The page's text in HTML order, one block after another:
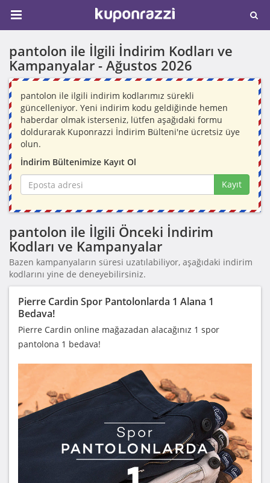
pantolon ile İlgili İndirim Kodları ve
Kampanyalar -Ağustos 2026
pantolon ile ilgili indirim kodlarımız sürekli
güncelleniyor. Yeni indirim kodu geldiğinde hemen
haberdar olmak isterseniz, lütfen aşağıdaki formu
doldurarak Kuponrazzi İndirim Bülteni'ne ücretsiz üye
olun.
İndirim Bültenimize Kayıt Ol
Kayıt
pantolon ile İlgili Önceki İndirim
Kodları ve Kampanyalar
Bazen kampanyaların süresi uzatılabiliyor, aşağıdaki indirim
kodlarını yine de deneyebilirsiniz.
Pierre Cardin Spor Pantolonlarda 1 Alana 1
Bedava!
Pierre Cardin online mağazadan alacağınız 1 spor
pantolona 1 bedava!